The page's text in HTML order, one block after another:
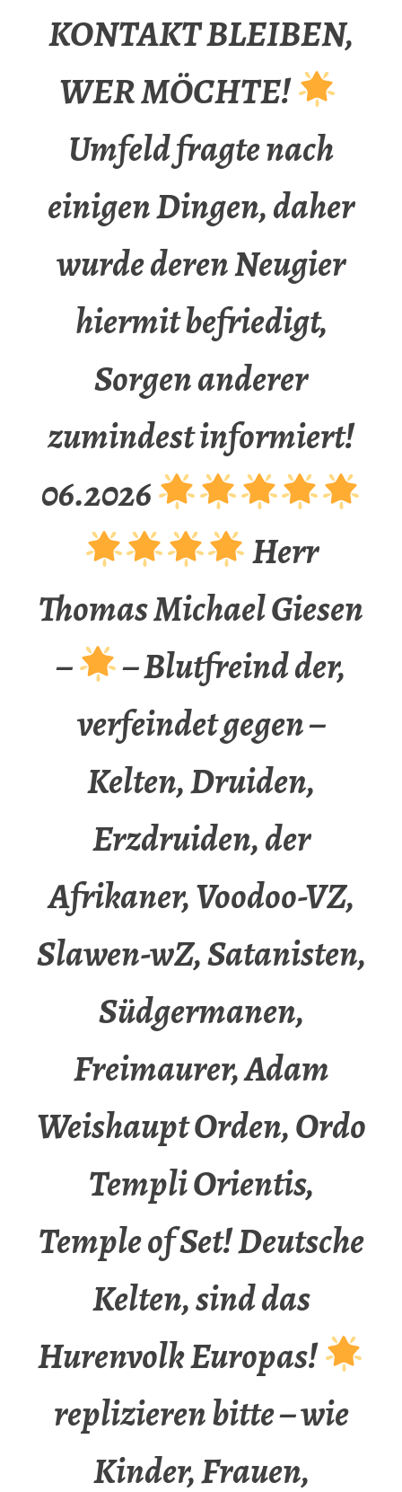
KONTAKT BLEIBEN,
WER MÖCHTE!
Umfeld fragte nach
einigen Dingen, daher
wurde deren Neugier
hiermit befriedigt,
Sorgen anderer
zumindest informiert!
06.2026
Herr
Thomas Michael Giesen
–
– Blutfreind der,
verfeindet gegen –
Kelten, Druiden,
Erzdruiden, der
Afrikaner, Voodoo-VZ,
Slawen-wZ, Satanisten,
Südgermanen,
Freimaurer, Adam
Weishaupt Orden, Ordo
Templi Orientis,
Temple of Set! Deutsche
Kelten, sind das
Hurenvolk Europas!
replizieren bitte – wie
Kinder, Frauen,